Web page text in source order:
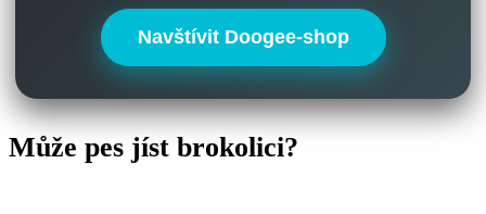
Navštívit Doogee-shop
Může pes jíst brokolici?